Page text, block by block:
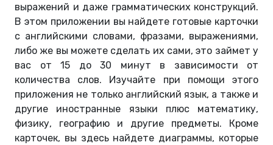
выражений и даже грамматических конструкций.
В этом приложении вы найдете готовые карточки
с английскими словами, фразами, выражениями,
либо же вы можете сделать их сами, это займет у
вас от 15 до 30 минут в зависимости от
количества слов. Изучайте при помощи этого
приложения не только английский язык, а также и
другие иностранные языки плюс математику,
физику, географию и другие предметы. Кроме
карточек, вы здесь найдете диаграммы, которые